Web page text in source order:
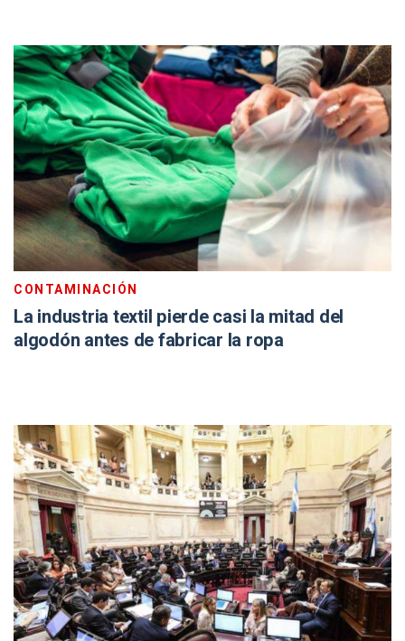
CONTAMINACIÓN
La industria textil pierde casi la mitad del
algodón antes de fabricar la ropa